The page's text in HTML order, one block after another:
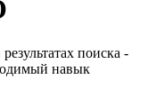
поиска -
навык